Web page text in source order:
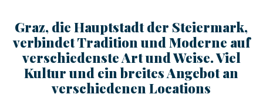
Graz, die Hauptstadt der Steiermark,
verbindet Tradition und Moderne auf
verschiedenste Art und Weise. Viel
Kultur und ein breites Angebot an
verschiedenen Locations